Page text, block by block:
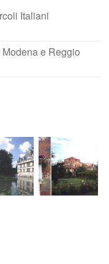
Italiani
e Reggio